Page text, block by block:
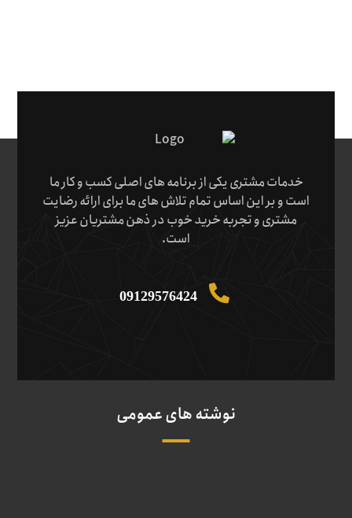
خدمات مشتری یکی از برنامه های اصلی کسب و کار ما
است و بر این اساس تمام تلاش های ما برای ارائه رضایت
مشتری و تجربه خرید خوب در ذهن مشتریان عزیز
است.
09129576424
نوشته های عمومی